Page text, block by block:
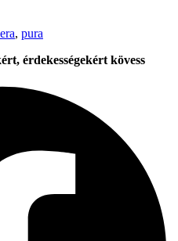
, pura
érdekességekért kövess